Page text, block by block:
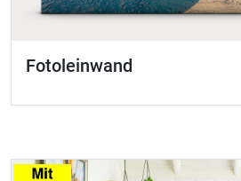
Fotoleinwand